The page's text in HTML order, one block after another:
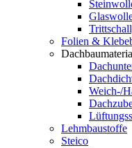
Folien &
Weich-/
Lehmbaustoffe
Steico